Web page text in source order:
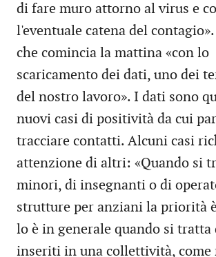
di fare muro attorno al virus e
l'eventuale catena del
che comincia la mattina «con lo
scaricamento dei dati, uno dei
del nostro lavoro». I dati sono
nuovi casi di positività da cui
tracciare contatti. Alcuni casi
attenzione di altri: «Quando si
minori, di insegnanti o di
strutture per anziani la priorità
lo è in generale quando si tratta
inseriti in una collettività, come